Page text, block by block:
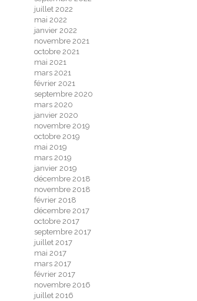
juillet 2022
mai 2022
janvier 2022
novembre 2021
octobre 2021
mai 2021
mars 2021
février 2021
septembre 2020
mars 2020
janvier 2020
novembre 2019
octobre 2019
mai 2019
mars 2019
janvier 2019
décembre 2018
novembre 2018
février 2018
décembre 2017
octobre 2017
septembre 2017
juillet 2017
mai 2017
mars 2017
février 2017
novembre 2016
juillet 2016